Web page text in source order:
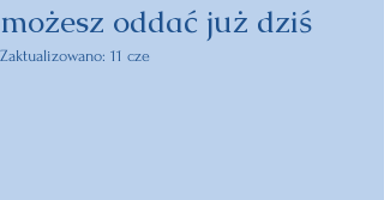
możesz oddać już dziś
Zaktualizowano: 11 cze